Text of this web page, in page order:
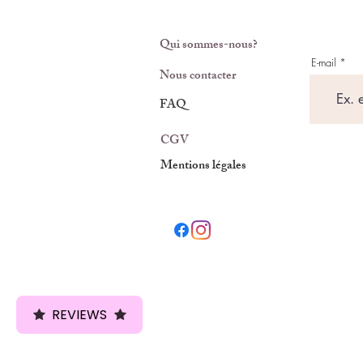
CGV
Nous contacter
Qui sommes-nous?
Mentions légales
E-mail
FAQ
REVIEWS